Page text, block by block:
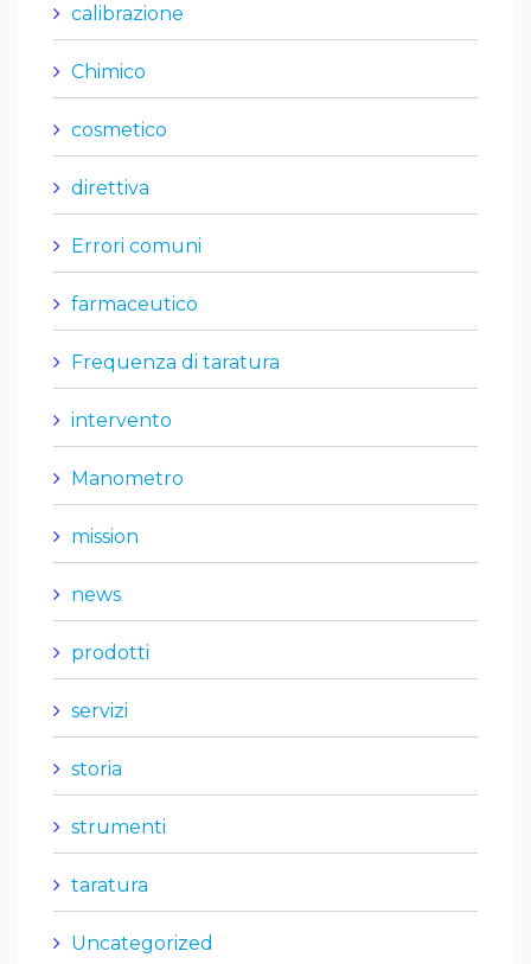
calibrazione
Chimico
cosmetico
direttiva
Errori comuni
farmaceutico
Frequenza di taratura
intervento
Manometro
mission
news
prodotti
servizi
storia
strumenti
taratura
Uncategorized